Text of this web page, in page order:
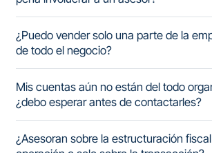
¿Puedo vender solo una parte de la
de todo el negocio?
Mis cuentas aún no están del todo
¿debo esperar antes de contactarles?
¿Asesoran sobre la estructuración